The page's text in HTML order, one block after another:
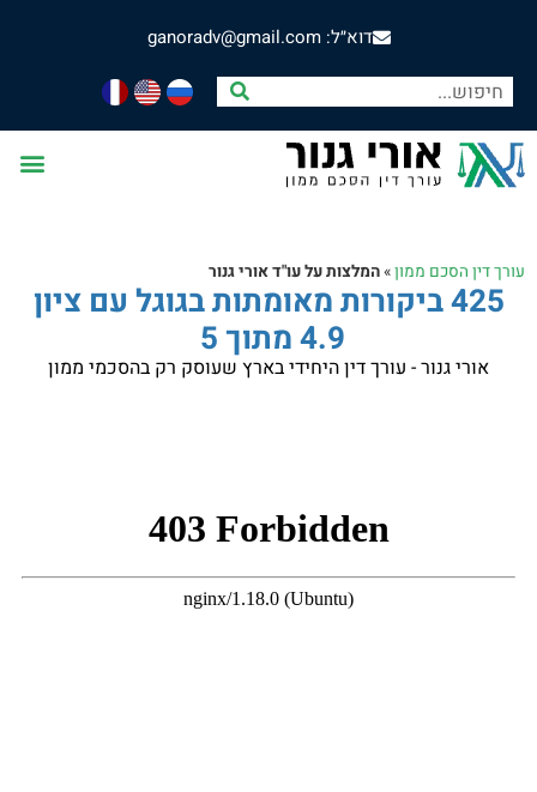
דוא״ל: ganoradv@gmail.com
עורך דין הסכם ממון»המלצות על עו"ד אורי גנור
425 ביקורות מאומתות בגוגל עם ציון
4.9 מתוך 5
אורי גנור - עורך דין היחידי בארץ שעוסק רק בהסכמי ממון